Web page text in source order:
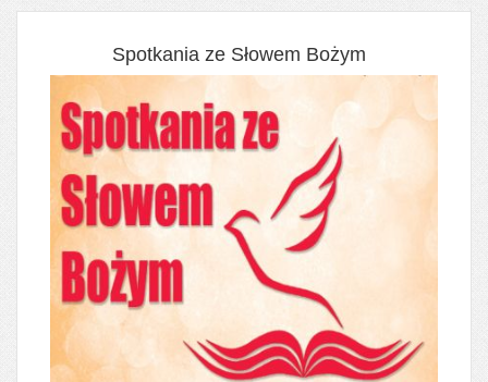
Spotkania ze Słowem Bożym